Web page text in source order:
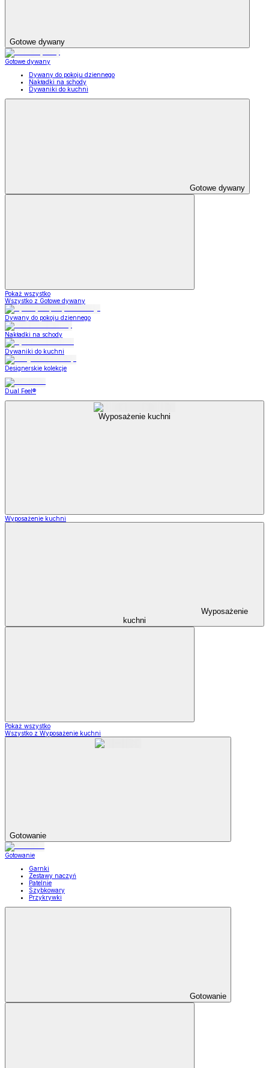
Gotowe dywany
Gotowe dywany
Dywany do pokoju dziennego
Nakładki na schody
Dywaniki do kuchni
Gotowe dywany
Pokaż wszystko
Wszystko z Gotowe dywany
Dywany do pokoju dziennego
Nakładki na schody
Dywaniki do kuchni
Designerskie kolekcje
Dual Feel®
Wyposażenie kuchni
Wyposażenie kuchni
Wyposażenie
kuchni
Pokaż wszystko
Wszystko z Wyposażenie kuchni
Gotowanie
Gotowanie
Garnki
Zestawy naczyń
Patelnie
Szybkowary
Przykrywki
Gotowanie